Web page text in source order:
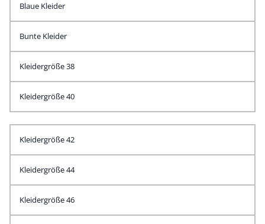
Blaue Kleider
Bunte Kleider
Kleidergröße 38
Kleidergröße 40
Kleidergröße 42
Kleidergröße 44
Kleidergröße 46